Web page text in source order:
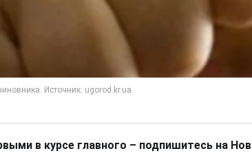
в курсе главного – подпишитесь на